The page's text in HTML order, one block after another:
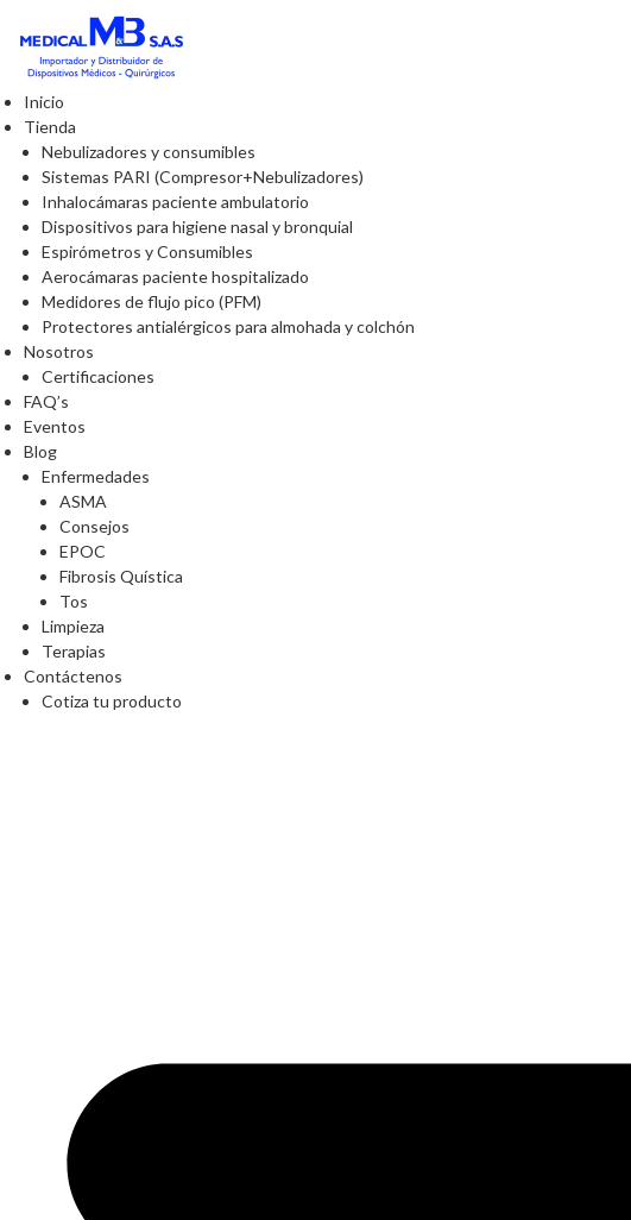
Inicio
Tienda
Nebulizadores y consumibles
Sistemas PARI (Compresor+Nebulizadores)
Inhalocámaras paciente ambulatorio
Dispositivos para higiene nasal y bronquial
Espirómetros y Consumibles
Aerocámaras paciente hospitalizado
Medidores de flujo pico (PFM)
Protectores antialérgicos para almohada y colchón
Nosotros
Certificaciones
FAQ’s
Eventos
Blog
Enfermedades
ASMA
Consejos
EPOC
Fibrosis Quística
Tos
Limpieza
Terapias
Contáctenos
Cotiza tu producto